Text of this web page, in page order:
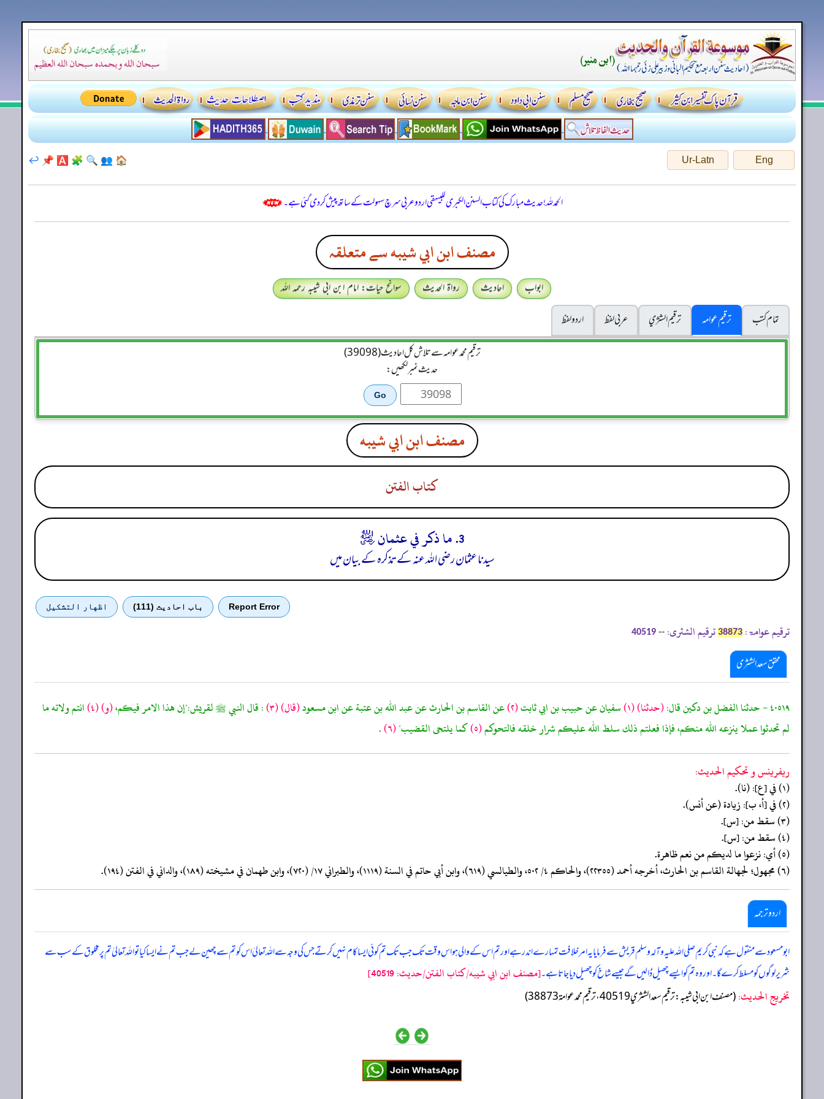
Eng
Ur-Latn
🏠
👥
🔍
🧩
🅰️
📌
↩️
الحمدللہ! حدیث مبارک کی کتاب السنن الكبرى للبيهقي اردو عربی سرچ سہولت کے ساتھ پیش کر دی گئی ہے۔
مصنف ابن ابي شيبه سے متعلقہ
ابواب احادیث رواۃ الحدیث
سوانح حیات: امام ابن ابی شیبہ رحمہ اللہ
تمام کتب
ترقیم عوامہ ترقيم الشژي عربی لفظ
اردو لفظ
ترقیم محمدعوامہ سے تلاش کل احادیث (39098)
حدیث نمبر لکھیں:
مصنف ابن ابي شيبه
كتاب الفتن
3. ما ذكر في عثمان ﵁
سیدنا عثمان رضی اللہ عنہ کے تذکرہ کے بیان میں
Report Error باب احادیث (111) اظهار التشكيل
ترقیم عوامۃ: 38873 ترقیم الشثری: --
40519
محقق سعد الشثری
٤٠٥١٩ - حدثنا الفضل بن دكين قال: (حدثنا)(١) سفيان عن حبيب بن ابي ثابت(٢) عن القاسم بن الحارث عن عبد الله بن عتبة عن ابن مسعود(قال)(٣) : قال النبي ﷺ لقريش:"إن هذا الامر فيكم،(و)(٤) انتم ولاته ما
لم تحدثوا عملا ينزعه الله منكم، فإذا فعلتم ذلك سلط الله عليكم شرار خلقه فالتحوكم(٥) كما يلتحى القضيب"(٦) .
ريفرينس و تحكيم الحدیث:
(١) في [ع]: (نا).
(٢) في [أ، ب]: زيادة (عن أنس).
(٣) سقط من: [س].
(٤) سقط من: [س].
(٥) أي: نزعوا ما لديكم من نعم ظاهرة.
(٦) مجهول؛ لجهالة القاسم بن الحارث، أخرجه أحمد (٢٢٣٥٥)، والحاكم ٤/ ٥٠٢، والطيالسي (٦١٩)، وابن أبي حاتم في السنة (١١١٩)، والطبراني ١٧/ (٧٢٠)، وابن طهمان في مشيخته (١٨٩)، والداني في الفتن (١٩٤).
اردو ترجمہ
ابو مسعود سے منقول ہے کہ نبی کریم صلی اللہ علیہ وآلہ وسلم قریش سے فرمایا یہ امر خلافت تمہارے اندر ہے اور تم اس کے والی ہو اس وقت تک جب تک تم کوئی ایسا کام نہیں کرتے جس کی وجہ سے اللہ تعالیٰ اس کو تم سے چھین لے جب تم نے ایسا کیا تو اللہ تعالیٰ تم پر مخلوق کے سب سے
شریر لوگوں کو مسلط کرے گا۔ اور وہ تم کو ایسے چھیل ڈالیں گے جیسے شاخ کو چھیل دیا جاتا ہے۔[مصنف ابن ابي شيبه/كتاب الفتن/حدیث: 40519]
تخریج الحدیث:(مصنف ابن ابي شيبه: ترقيم سعد الشثري 40519، ترقيم محمد عوامة 38873)